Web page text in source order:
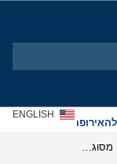
אירופהאנטישמיות
ENGLISH